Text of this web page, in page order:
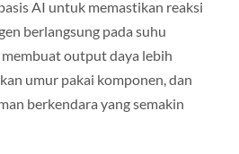
AI untuk memastikan reaksi
berlangsung pada suhu
output daya lebih
umur pakai komponen, dan
berkendara yang semakin